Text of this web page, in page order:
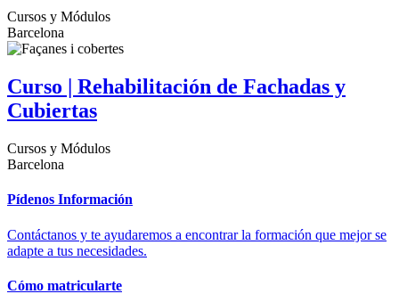
Cursos y Módulos
Barcelona
Curso | Rehabilitación de Fachadas y
Cubiertas
Cursos y Módulos
Barcelona
Pídenos Información
Contáctanos y te ayudaremos a encontrar la formación que mejor se
adapte a tus necesidades.
Cómo matricularte